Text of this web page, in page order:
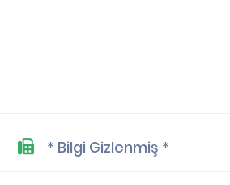
* Bilgi Gizlenmiş *